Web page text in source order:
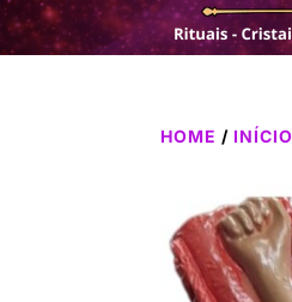
HOME / INÍCIO